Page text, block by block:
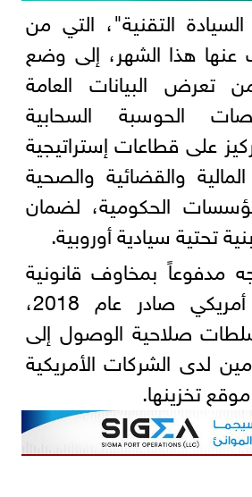
التقنية"، التي من
عنها هذا الشهر، إلى وضع
البيانات العامة
الحوسبة السحابية
على قطاعات إستراتيجية
والقضائية والصحية
الحكومية، لضمان
تحتية سيادية أوروبية.
مدفوعاً بمخاوف قانونية
تتعلق بقانون أمريكي صادر عام 2018،
صلاحية الوصول إلى
لدى الشركات الأمريكية
تخزينها.